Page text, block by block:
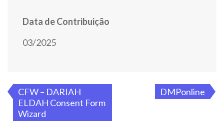
Data de Contribuição
03/2025
Navegação
de
CFW – DARIAH
ELDAH Consent Form
Wizard
DMPonline